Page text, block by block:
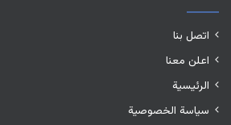
اتصل بنا
اعلن معنا
الرئيسية
سياسة الخصوصية